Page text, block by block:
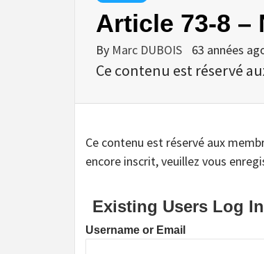
Article 73-8 –
By Marc DUBOIS 63 années
Ce contenu est réservé
Ce contenu est réservé aux
encore inscrit, veuillez vous
Existing Users Log In
Username or Email